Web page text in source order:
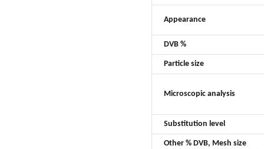
Appearance
DVB %
Particle size
Microscopic analysis
Substitution level
Other % DVB, Mesh size